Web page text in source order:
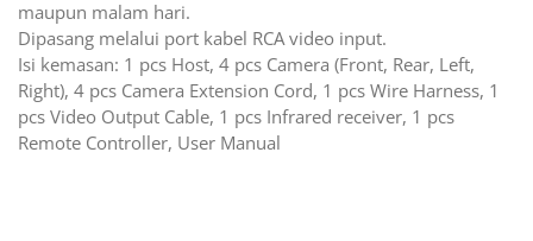
maupun malam hari.
Dipasang melalui port kabel RCA video input.
Isi kemasan: 1 pcs Host, 4 pcs Camera (Front, Rear, Left,
Right), 4 pcs Camera Extension Cord, 1 pcs Wire Harness, 1
pcs Video Output Cable, 1 pcs Infrared receiver, 1 pcs
Remote Controller, User Manual